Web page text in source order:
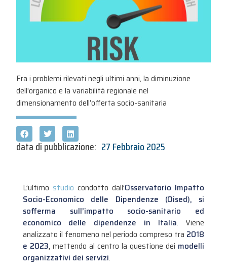
Fra i problemi rilevati negli ultimi anni, la diminuzione
dell'organico e la variabilità regionale nel
dimensionamento dell’offerta socio-sanitaria
data di pubblicazione: 27 Febbraio 2025
L’ultimo studio condotto dall’Osservatorio Impatto
Socio-Economico delle Dipendenze (Oised), si
sofferma sull’impatto socio-sanitario ed
economico delle dipendenze in Italia. Viene
analizzato il fenomeno nel periodo compreso tra 2018
e 2023, mettendo al centro la questione dei modelli
organizzativi dei servizi.